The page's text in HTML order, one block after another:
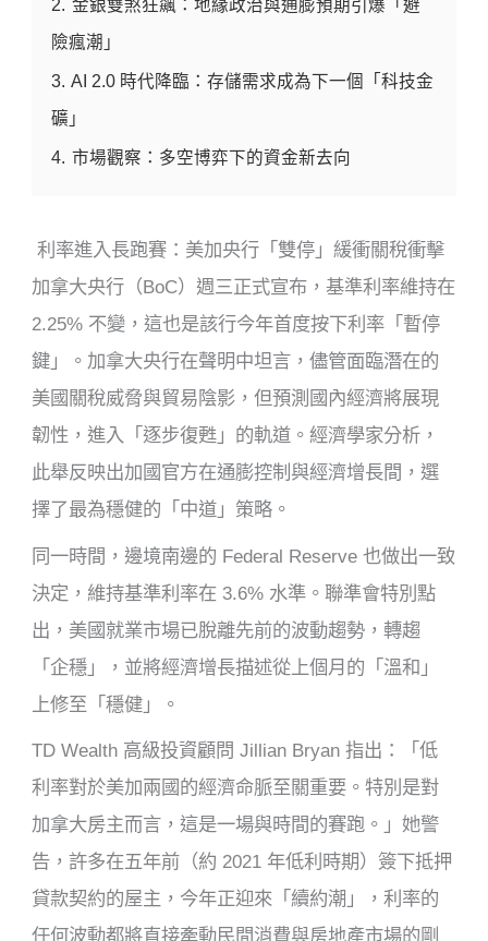
2. 金銀雙煞狂飆：地緣政治與通膨預期引爆「避
險瘋潮」
3. AI 2.0 時代降臨：存儲需求成為下一個「科技金
礦」
4. 市場觀察：多空博弈下的資金新去向
利率進入長跑賽：美加央行「雙停」緩衝關稅衝擊
加拿大央行（BoC）週三正式宣布，基準利率維持在
2.25% 不變，這也是該行今年首度按下利率「暫停
鍵」。加拿大央行在聲明中坦言，儘管面臨潛在的
美國關稅威脅與貿易陰影，但預測國內經濟將展現
韌性，進入「逐步復甦」的軌道。經濟學家分析，
此舉反映出加國官方在通膨控制與經濟增長間，選
擇了最為穩健的「中道」策略。
同一時間，邊境南邊的 Federal Reserve 也做出一致
決定，維持基準利率在 3.6% 水準。聯準會特別點
出，美國就業市場已脫離先前的波動趨勢，轉趨
「企穩」，並將經濟增長描述從上個月的「溫和」
上修至「穩健」。
TD Wealth 高級投資顧問 Jillian Bryan 指出：「低
利率對於美加兩國的經濟命脈至關重要。特別是對
加拿大房主而言，這是一場與時間的賽跑。」她警
告，許多在五年前（約 2021 年低利時期）簽下抵押
貸款契約的屋主，今年正迎來「續約潮」，利率的
任何波動都將直接牽動民間消費與房地產市場的剛